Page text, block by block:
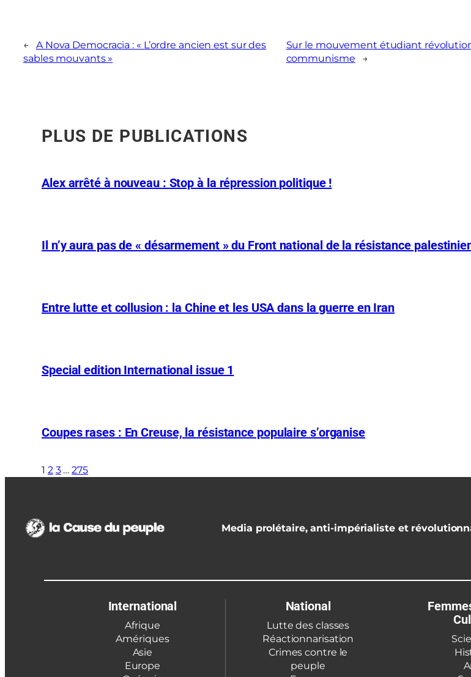
←
A Nova Democracia : « L’ordre ancien est sur des
sables mouvants »
Sur le mouvement étudiant
communisme
→
PLUS DE PUBLICATIONS
Alex arrêté à nouveau : Stop à la répression politique !
Il n’y aura pas de « désarmement » du Front national de la résistance
Entre lutte et collusion : la Chine et les USA dans la guerre en Iran
Special edition International issue 1
Coupes rases : En Creuse, la résistance populaire s’organise
1 2 3 … 275
Media prolétaire, anti-impérialiste et
International
Afrique
Amériques
Asie
Europe
National
Lutte des classes
Réactionnarisation
Crimes contre le
peuple